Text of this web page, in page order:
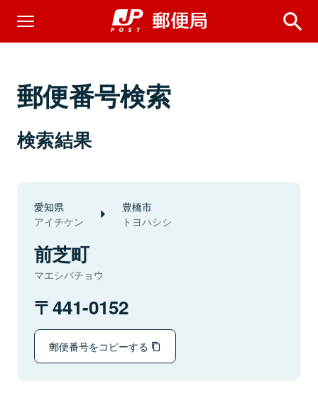
郵便番号検索
検索結果
愛知県
アイチケン
豊橋市
トヨハシシ
前芝町
マエシバチョウ
441-0152
郵便番号をコピーする